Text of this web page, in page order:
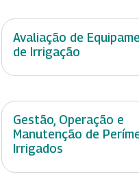
Avaliação de
de Irrigação
Gestão, Operação e
Manutenção de
Irrigados